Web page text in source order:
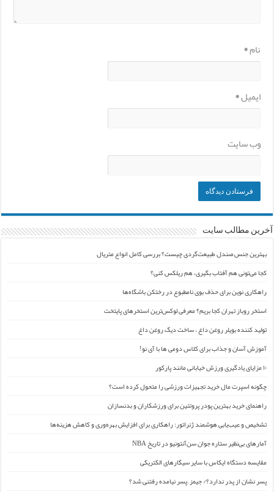
نام*
ایمیل*
وب‌ سایت
آخرین مطالب سایت
بهترین جنس صندل طبیعت‌گردی چیست؟ بررسی کامل انواع متریال
کجا می‌تونی هم آفتاب بگیری، هم ریلکس کنی؟
راهکاری نوین برای حذف بوی نامطبوع در رختکن باشگاه‌ها
استخر روباز تهران کجا بریم؟ معرفی لوکس‌ترین استخرهای پایتخت
تولید کننده بویلر روغن داغ ، ساخت دیگ روغن داغ
آموزش آسان و جذاب برای کلاس دومی ها با آی نو!
۱۰ مزایای یادگیری ورزش خیابانی مانند پارکور
چگونه اسپرت مال خرید تجهیزات ورزشی را متحول کرده است؟
راهنمای خرید بهترین پودر پروتئین برای ورزشکاران و بدنسازان
تشخیص و عیب‌یابی هوشمند ژنراتور: راهکاری برای افزایش بهره‌وری و کاهش هزینه‌ها
آمارهای بی‌نظیر ستاره جوان سن‌آنتونیو در تاریخ NBA
مقایسه دستگاه ایکاس با سایر سیگارهای الکتریکی
پسر نشان از پدر ندارد؟/ جیمز ِ پسر نیامده رفتنی شد؟